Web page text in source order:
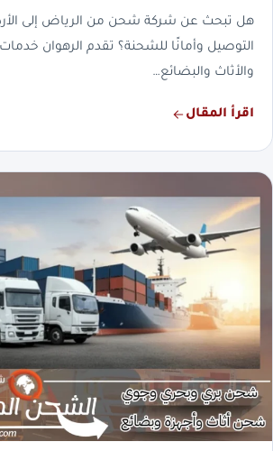
هل تبحث عن شركة شحن من الرياض إلى
التوصيل وأمانًا للشحنة؟ تقدم الرهوان
والأثاث والبضائع…
اقرأ المقال